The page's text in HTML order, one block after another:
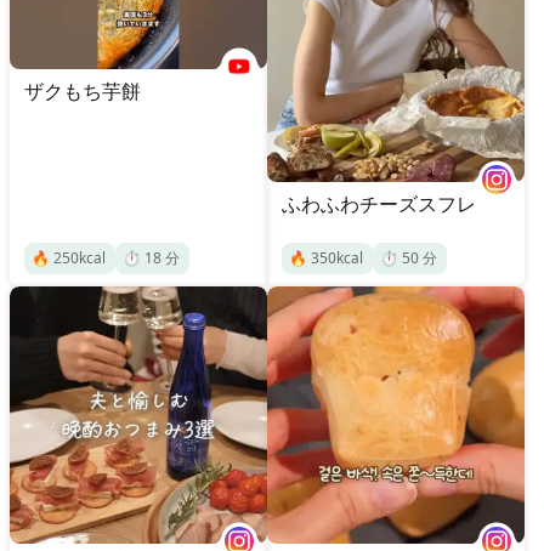
ザクもち芋餅
🔥 250kcal ⏱️ 18分
ふわふわチーズスフレ
🔥 350kcal ⏱️ 50分